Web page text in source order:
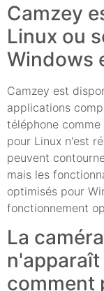
Camzey
Linux ou
Windows
Camzey est
applications
téléphone
pour Linux n'est
peuvent
mais les
optimisés pour
fonctionnement
La
comment